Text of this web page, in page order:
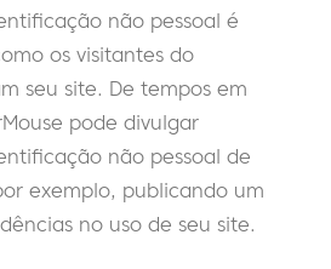
não pessoal é
os visitantes do
seu site. De tempos em
pode divulgar
não pessoal de
exemplo, publicando um
no uso de seu site.